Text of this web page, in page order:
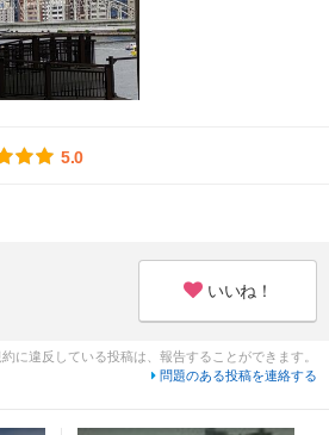
5.0
いいね！
に違反している投稿は、報告することができます。
問題のある投稿を連絡する